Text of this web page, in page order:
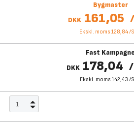
Bygmaster
DKK 161,05 /
Ekskl. moms 128,84/
Fast
DKK 178,04 /
Ekskl. moms 142,43 /